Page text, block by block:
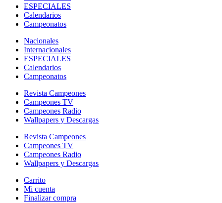
ESPECIALES
Calendarios
Campeonatos
Nacionales
Internacionales
ESPECIALES
Calendarios
Campeonatos
Revista Campeones
Campeones TV
Campeones Radio
Wallpapers y Descargas
Revista Campeones
Campeones TV
Campeones Radio
Wallpapers y Descargas
Carrito
Mi cuenta
Finalizar compra